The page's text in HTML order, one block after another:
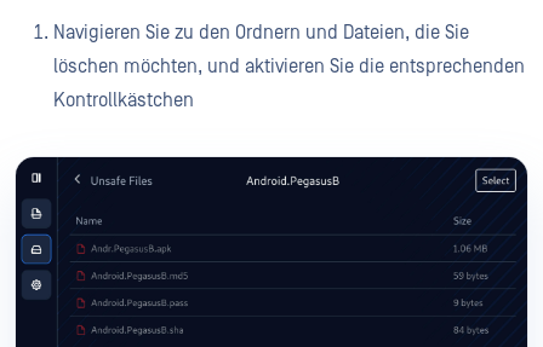
Navigieren Sie zu den Ordnern und Dateien, die Sie
löschen möchten, und aktivieren Sie die entsprechenden
Kontrollkästchen